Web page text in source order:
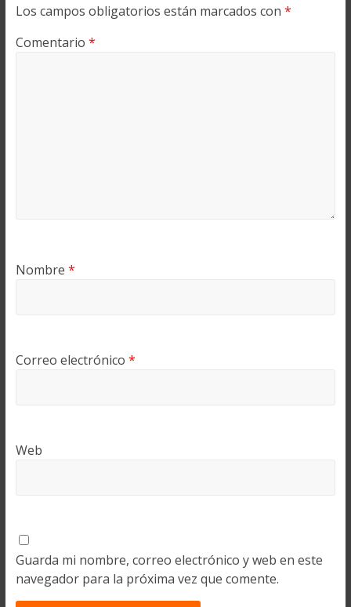
Los campos obligatorios están marcados con *
Comentario *
Nombre *
Correo electrónico *
Web
Guarda mi nombre, correo electrónico y web en este
navegador para la próxima vez que comente.